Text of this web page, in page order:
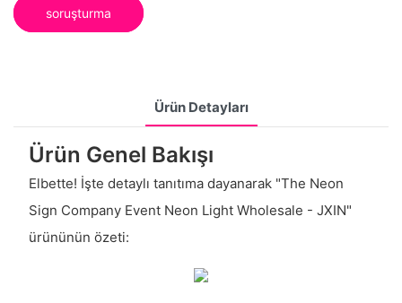
soruşturma
Ürün Detayları
Ürün Genel Bakışı
Elbette! İşte detaylı tanıtıma dayanarak "The Neon
Sign Company Event Neon Light Wholesale - JXIN"
ürününün özeti: